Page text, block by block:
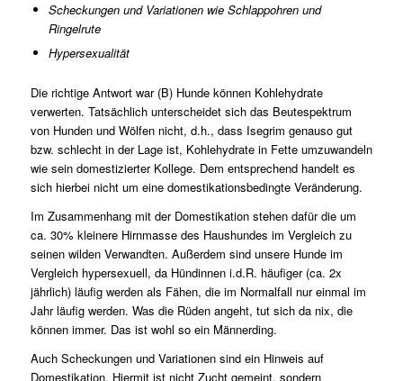
Scheckungen und Variationen wie Schlappohren und
Ringelrute
Hypersexualität
Die richtige Antwort war (B) Hunde können Kohlehydrate
verwerten. Tatsächlich unterscheidet sich das Beutespektrum
von Hunden und Wölfen nicht, d.h., dass Isegrim genauso gut
bzw. schlecht in der Lage ist, Kohlehydrate in Fette umzuwandeln
wie sein domestizierter Kollege. Dem entsprechend handelt es
sich hierbei nicht um eine domestikationsbedingte Veränderung.
Im Zusammenhang mit der Domestikation stehen dafür die um
ca. 30% kleinere Hirnmasse des Haushundes im Vergleich zu
seinen wilden Verwandten. Außerdem sind unsere Hunde im
Vergleich hypersexuell, da Hündinnen i.d.R. häufiger (ca. 2x
jährlich) läufig werden als Fähen, die im Normalfall nur einmal im
Jahr läufig werden. Was die Rüden angeht, tut sich da nix, die
können immer. Das ist wohl so ein Männerding.
Auch Scheckungen und Variationen sind ein Hinweis auf
Domestikation. Hiermit ist nicht Zucht gemeint, sondern